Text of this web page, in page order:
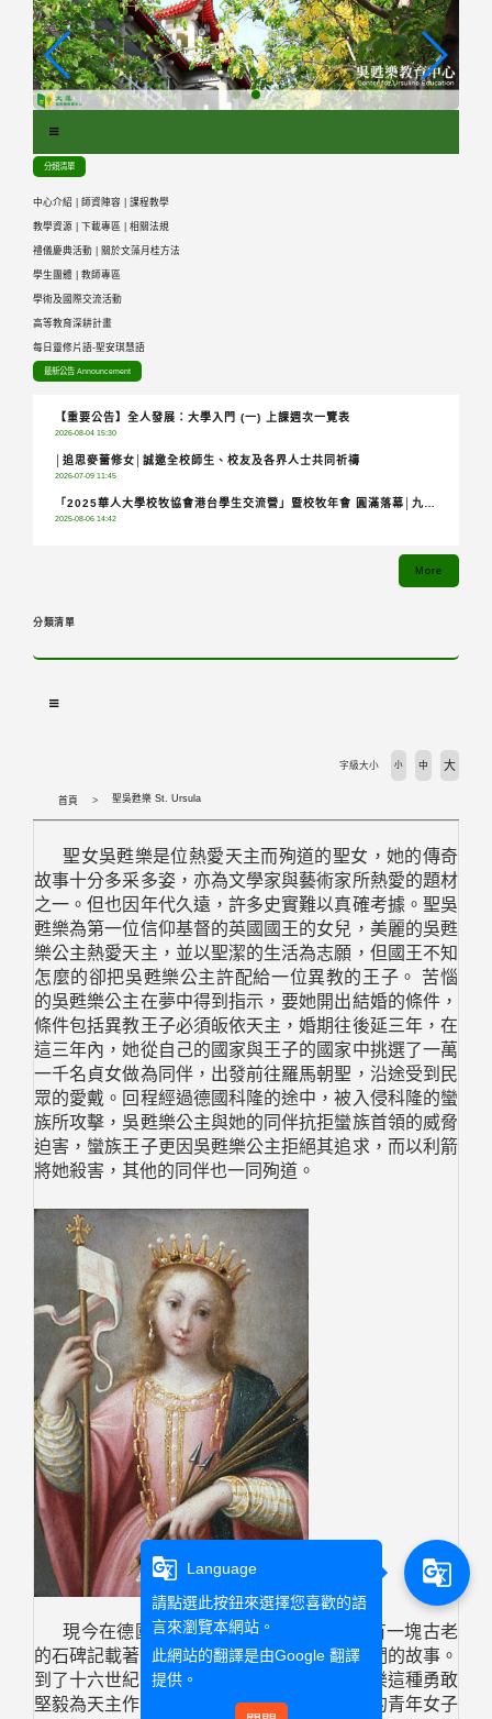
分類清單
中心介紹 師資陣容 課程教學
教學資源 下載專區 相關法規
禮儀慶典活動 關於文藻月桂方法
學生團體 教師專區
學術及國際交流活動
高等教育深耕計畫
每日靈修片語-聖安琪慧語
最新公告 Announcement
【重要公告】全人發展：大學入門 (一) 上課週次一覽表
2026-08-04 15:30
│追思麥蕾修女│誠邀全校師生、校友及各界人士共同祈禱
2026-07-09 11:45
「2025華人大學校牧協會港台學生交流營」暨校牧年會 圓滿落幕│九校
2025-08-06 14:42
More
分類清單
首頁 聖吳甦樂 St. Ursula
字級大小 小 中 大
聖女吳甦樂是位熱愛天主而殉道的聖女，她的傳奇
故事十分多采多姿，亦為文學家與藝術家所熱愛的題材
之一。但也因年代久遠，許多史實難以真確考據。聖吳
甦樂為第一位信仰基督的英國國王的女兒，美麗的吳甦
樂公主熱愛天主，並以聖潔的生活為志願，但國王不知
怎麼的卻把吳甦樂公主許配給一位異教的王子。
苦惱
的吳甦樂公主在夢中得到指示，要她開出結婚的條件，
條件包括異教王子必須皈依天主，婚期往後延三年，在
這三年內，她從自己的國家與王子的國家中挑選了一萬
一千名貞女做為同伴，出發前往羅馬朝聖，沿途受到民
眾的愛戴。回程經過德國科隆的途中，被入侵科隆的蠻
族所攻擊，吳甦樂公主與她的同伴抗拒蠻族首領的威脅
迫害，蠻族王子更因吳甦樂公主拒絕其追求，而以利箭
將她殺害，其他的同伴也一同殉道。
現今在德國科隆的聖吳甦樂大教堂內，有一塊古老
的石碑記載著尊貴的聖吳甦樂與勇敢的女伴們的故事。
到了十六世紀，聖女安琪因為嚮往聖女吳甦樂這種勇敢
堅毅為天主作證犧牲的精神，特別邀請當時的青年女子
g_translate
Language
請點選此按鈕來選擇您喜歡的語
言來瀏覽本網站。
此網站的翻譯是由Google 翻譯
提供。
g_translate